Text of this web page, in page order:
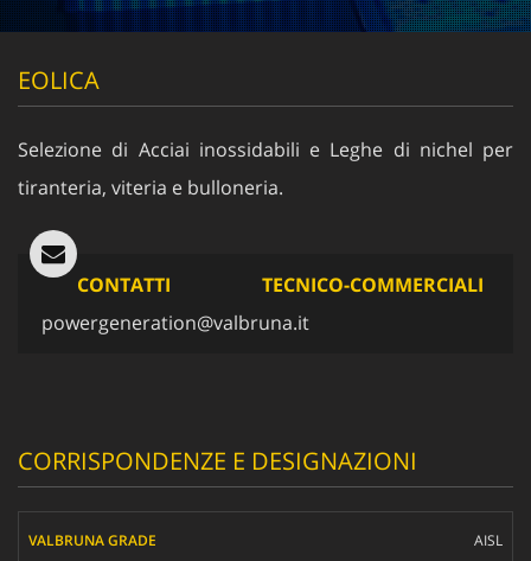
EOLICA
Selezione di Acciai inossidabili e Leghe di nichel per
tiranteria, viteria e bulloneria.
CONTATTI TECNICO-COMMERCIALI
powergeneration@valbruna.it
CORRISPONDENZE E DESIGNAZIONI
VALBRUNA GRADE
AISL